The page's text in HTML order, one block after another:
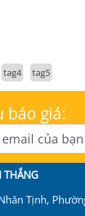
tag4 tag5
báo giá:
THẮNG
Tịnh,